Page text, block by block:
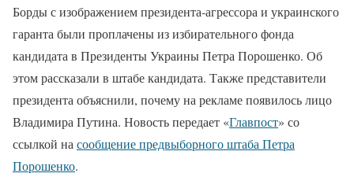
Борды с изображением президента-агрессора и украинского
гаранта были проплачены из избирательного фонда
кандидата в Президенты Украины Петра Порошенко. Об
этом рассказали в штабе кандидата. Также представители
президента объяснили, почему на рекламе появилось лицо
Владимира Путина. Новость передает «Главпост» со
ссылкой на сообщение предвыборного штаба Петра
Порошенко.